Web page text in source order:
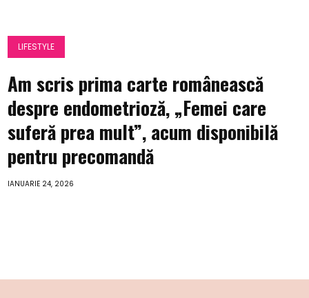
LIFESTYLE
Am scris prima carte românească
despre endometrioză, „Femei care
suferă prea mult”, acum disponibilă
pentru precomandă
IANUARIE 24, 2026